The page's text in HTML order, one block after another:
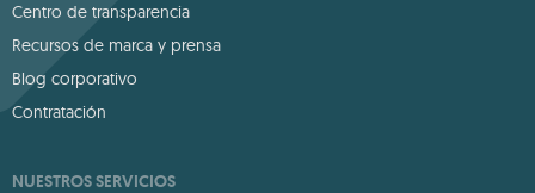
Centro de transparencia
Recursos de marca y prensa
Blog corporativo
Contratación
NUESTROS SERVICIOS